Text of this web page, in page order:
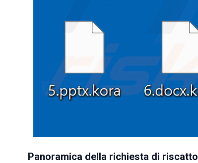
Panoramica della richiesta di riscatto